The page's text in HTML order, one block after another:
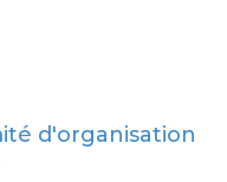
d'organisation